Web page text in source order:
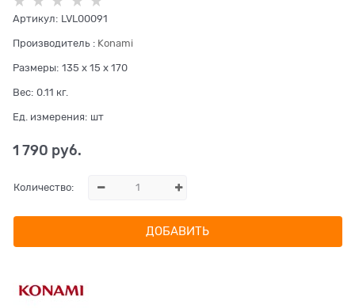
Артикул: LVL00091
Производитель : Konami
Размеры: 135 x 15 x 170
Вес: 0.11 кг.
Ед. измерения: шт
1 790 руб.
Количество:
ДОБАВИТЬ